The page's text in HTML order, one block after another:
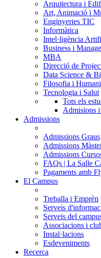
Arquitectura i
Art, Animació i
Enginyeries TIC
Informàtica
Intel·ligència
Business i
MBA
Direcció de
Data Science &
Filosofia i
Tecnologia i Salut
Tots els
Admisions i
Admissions
Admissions Graus
Admissions
Admissions
FAQs | La Salle
Pagaments amb
El Campus
Treballa i Emprèn
Serveis
Serveis del
Associacions i
Instal·lacions
Esdeveniments
Recerca